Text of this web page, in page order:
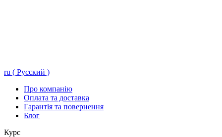
ru ( Русский )
Про компанію
Оплата та доставка
Гарантія та повернення
Блог
Курс